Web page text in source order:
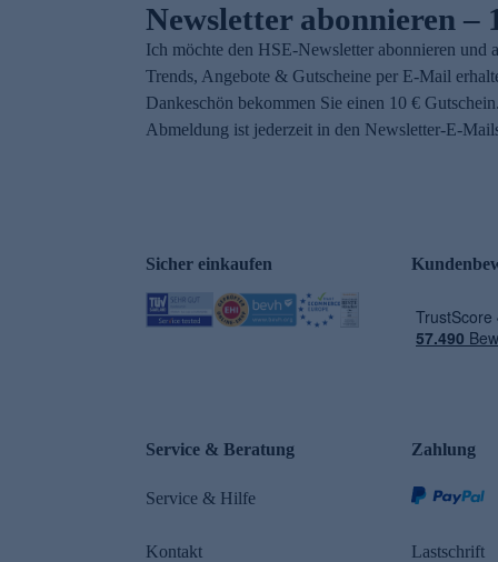
Newsletter abonnieren –
Ich möchte den HSE-Newsletter abonnieren und
Trends, Angebote & Gutscheine per E-Mail
Dankeschön bekommen Sie einen 10 €
Abmeldung ist jederzeit in den Newsletter-E-
Sicher einkaufen
Service & Beratung
Service & Hilfe
Kontakt
Zahlung
Lastschrift